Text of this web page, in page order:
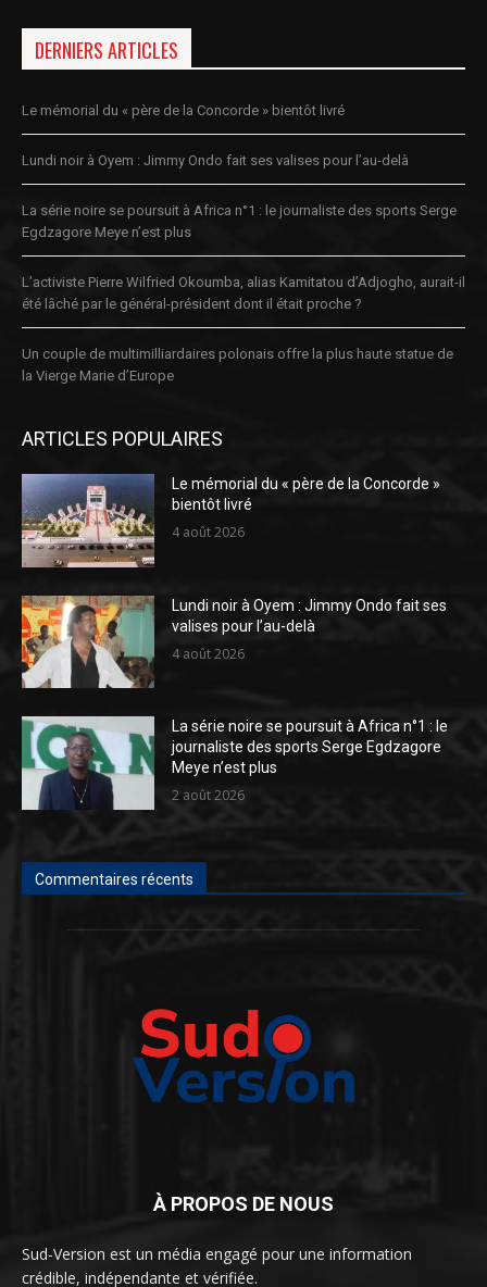
DERNIERS ARTICLES
Le mémorial du « père de la Concorde » bientôt livré
Lundi noir à Oyem : Jimmy Ondo fait ses valises pour l’au-delà
La série noire se poursuit à Africa n°1 : le journaliste des sports Serge
Egdzagore Meye n’est plus
L’activiste Pierre Wilfried Okoumba, alias Kamitatou d’Adjogho, aurait-il
été lâché par le général-président dont il était proche ?
Un couple de multimilliardaires polonais offre la plus haute statue de
la Vierge Marie d’Europe
ARTICLES POPULAIRES
Le mémorial du « père de la Concorde »
bientôt livré
4 août 2026
Lundi noir à Oyem : Jimmy Ondo fait ses
valises pour l’au-delà
4 août 2026
La série noire se poursuit à Africa n°1 : le
journaliste des sports Serge Egdzagore
Meye n’est plus
2 août 2026
Commentaires récents
À PROPOS DE NOUS
Sud-Version est un média engagé pour une information
crédible, indépendante et vérifiée.